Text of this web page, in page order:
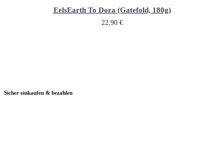
EelsEarth To Dora (Gatefold, 180g)
22,90 €
Sicher einkaufen & bezahlen